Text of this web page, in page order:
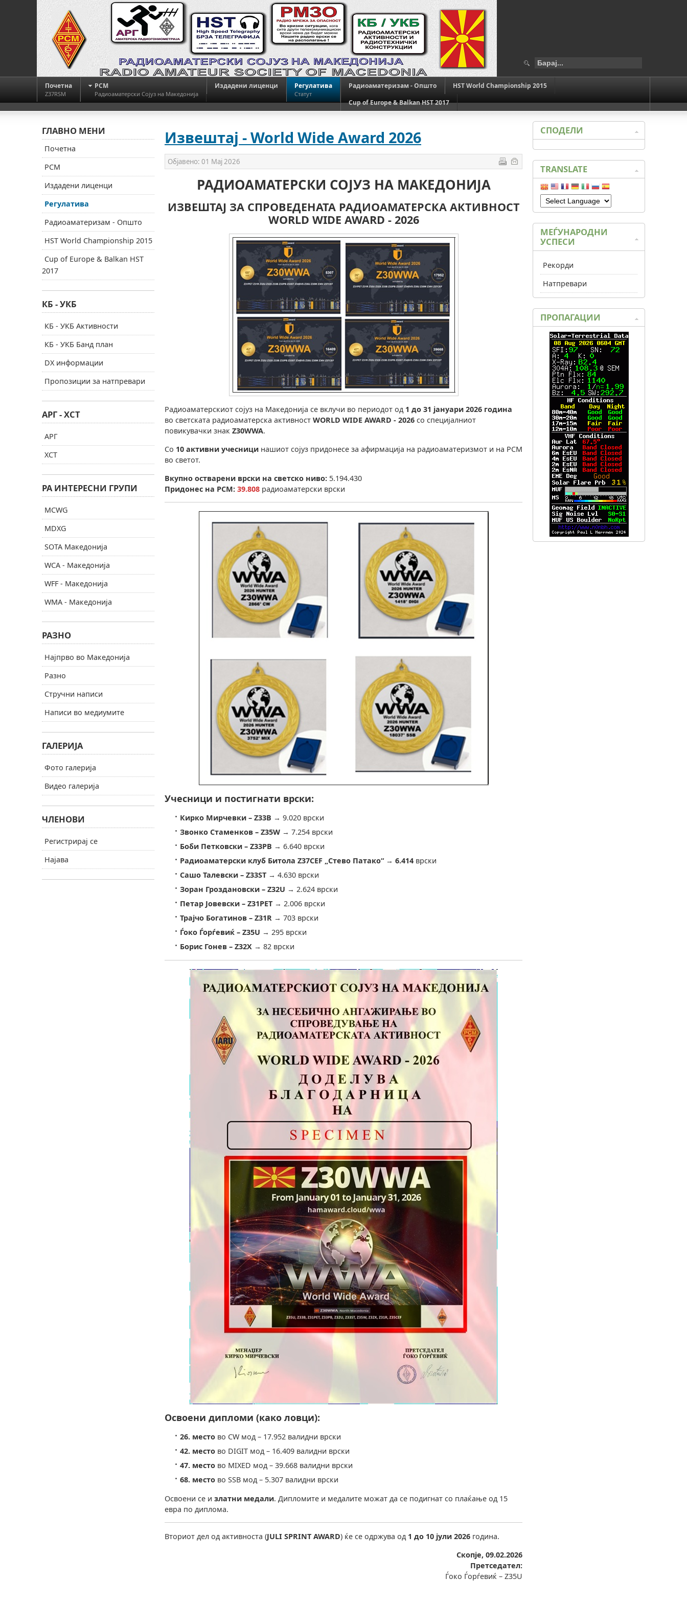
Почетна
Z37RSM
РСМ
Радиоаматерски Сојуз на Македонија
Издадени лиценци Регулатива
Статут
Радиоаматеризам - Општо
HST World Championship 2015
Cup of Europe & Balkan HST 2017
Извештај - World Wide Award 2026
Објавено: 01 Мај 2026
РАДИОАМАТЕРСКИ СОЈУЗ НА МАКЕДОНИЈА
ИЗВЕШТАЈ ЗА СПРОВЕДЕНАТА РАДИОАМАТЕРСКА АКТИВНОСТ
WORLD WIDE AWARD - 2026
Радиоаматерскиот сојуз на Македонија се вклучи во периодот од 1 до 31 јануари 2026 година
во светската радиоаматерска активност WORLD WIDE AWARD - 2026 со специјалниот
повикувачки знак Z30WWA.
Со 10 активни учесници нашиот сојуз придонесе за афирмација на радиоаматеризмот и на РСМ
во светот.
Вкупно остварени врски на светско ниво: 5.194.430
Придонес на РСМ: 39.808 радиоаматерски врски
Учесници и постигнати врски:
Кирко Мирчевки – Z33B → 9.020 врски
Звонко Стаменков – Z35W → 7.254 врски
Боби Петковски – Z33PB → 6.640 врски
Радиоаматерски клуб Битола Z37CEF „Стево Патако“ → 6.414 врски
Сашо Талевски – Z33ST → 4.630 врски
Зоран Гроздановски – Z32U → 2.624 врски
Петар Јовевски – Z31PET → 2.006 врски
Трајчо Богатинов – Z31R → 703 врски
Ѓоко Ѓорѓевиќ – Z35U → 295 врски
Борис Гонев – Z32X → 82 врски
Освоени дипломи (како ловци):
26. место во CW мод – 17.952 валидни врски
42. место во DIGIT мод – 16.409 валидни врски
47. место во MIXED мод – 39.668 валидни врски
68. место во SSB мод – 5.307 валидни врски
Освоени се и златни медали. Дипломите и медалите можат да се подигнат со плаќање од 15
евра по диплома.
Вториот дел од активноста (JULI SPRINT AWARD) ќе се одржува од 1 до 10 јули 2026 година.
Скопје, 09.02.2026
Претседател:
Ѓоко Ѓорѓевиќ – Z35U
ГЛАВНО МЕНИ
Почетна
РСМ
Издадени лиценци
Регулатива
Радиоаматеризам - Општо
HST World Championship 2015
Cup of Europe & Balkan HST
2017
КБ - УКБ
КБ - УКБ Активности
КБ - УКБ Банд план
DX информации
Пропозиции за натпревари
АРГ - ХСТ
АРГ
ХСТ
РА ИНТЕРЕСНИ ГРУПИ
MCWG
MDXG
SOTA Македонија
WCA - Македонија
WFF - Македонија
WMA - Македонија
РАЗНО
Најпрво во Македонија
Разно
Стручни написи
Написи во медиумите
ГАЛЕРИЈА
Фото галерија
Видео галерија
ЧЛЕНОВИ
Регистрирај се
Најава
СПОДЕЛИ
TRANSLATE
МЕЃУНАРОДНИ
УСПЕСИ
Рекорди
Натпревари
ПРОПАГАЦИИ